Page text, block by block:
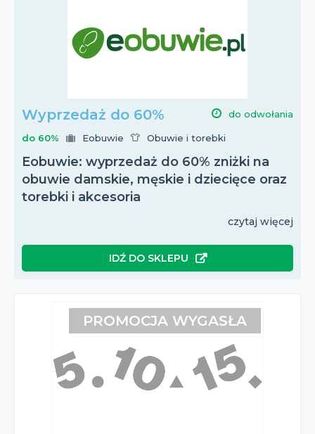
Wyprzedaż do 60% do odwołania
do 60% Eobuwie Obuwie i torebki
Eobuwie: wyprzedaż do 60% zniżki na
obuwie damskie, męskie i dziecięce oraz
torebki i akcesoria
czytaj więcej
IDŹ DO SKLEPU
PROMOCJA WYGASŁA